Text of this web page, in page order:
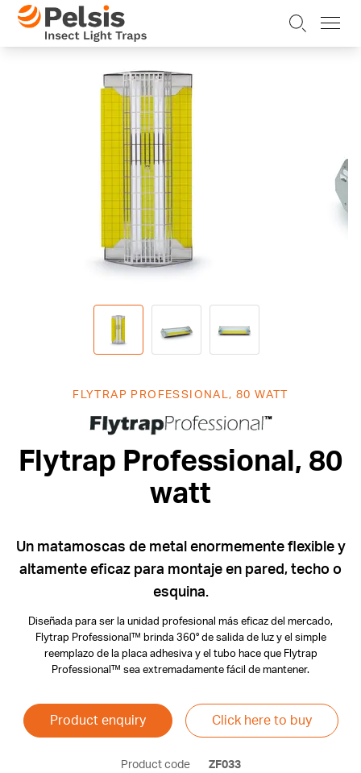
Skip to content
Pelsis Insect Light Traps
FLYTRAP PROFESSIONAL, 80 WATT
Flytrap
Flytrap Professional, 80
watt
Un matamoscas de metal enormemente flexible y
altamente eficaz para montaje en pared, techo o
esquina.
Diseñada para ser la unidad profesional más eficaz del mercado,
Flytrap Professional™ brinda 360° de salida de luz y el simple
reemplazo de la placa adhesiva y el tubo hace que Flytrap
Professional™ sea extremadamente fácil de mantener.
Product enquiry Click here to buy
Product code ZF033